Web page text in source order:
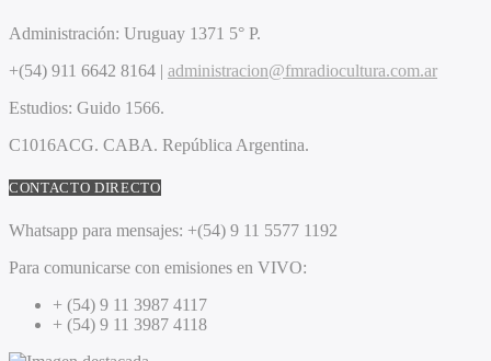
Administración: Uruguay 1371 5° P.
+(54) 911 6642 8164 | administracion@fmradiocultura.com.ar
Estudios: Guido 1566.
C1016ACG. CABA. República Argentina.
CONTACTO DIRECTO
Whatsapp para mensajes: +(54) 9 11 5577 1192
Para comunicarse con emisiones en VIVO:
+ (54) 9 11 3987 4117
+ (54) 9 11 3987 4118